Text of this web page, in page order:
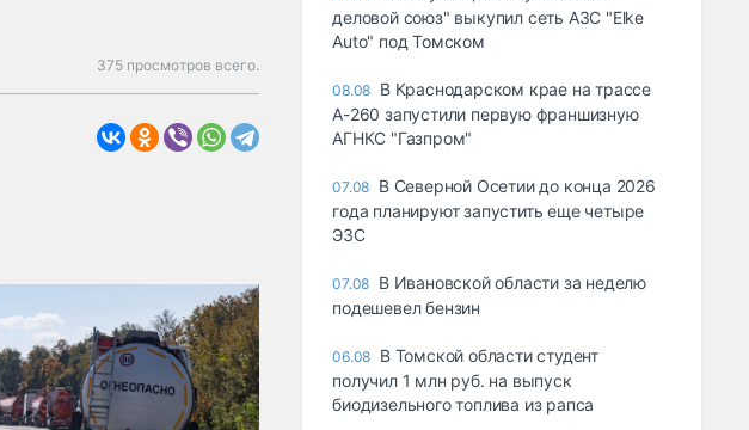
375 просмотров всего.
деловой союз" выкупил сеть АЗС "Elke
Auto" под Томском
08.08 В Краснодарском крае на трассе
А-260 запустили первую франшизную
АГНКС "Газпром"
07.08 В Северной Осетии до конца 2026
года планируют запустить еще четыре
ЭЗС
07.08 В Ивановской области за неделю
подешевел бензин
06.08 В Томской области студент
получил 1 млн руб. на выпуск
биодизельного топлива из рапса